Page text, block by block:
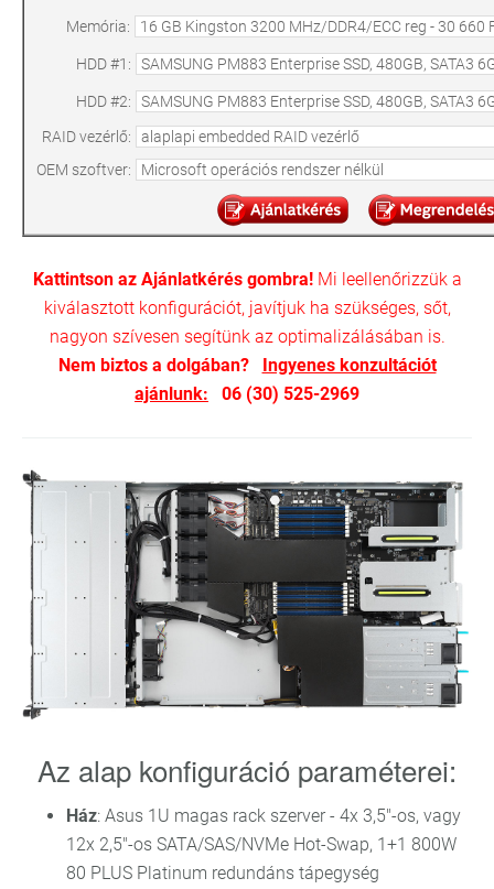
Memória:
HDD #1:
HDD #2:
RAID vezérlő:
OEM szoftver:
Kattintson az Ajánlatkérés gombra!Mi leellenőrizzük a
kiválasztott konfigurációt, javítjuk ha szükséges, sőt,
nagyon szívesen segítünk az optimalizálásában is.
Nem biztos a dolgában? Ingyenes konzultációt
ajánlunk: 06 (30) 525-2969
Az alap konfiguráció paraméterei:
Ház: Asus 1U magas rack szerver - 4x 3,5"-os, vagy
12x 2,5"-os SATA/SAS/NVMe Hot-Swap, 1+1 800W
80 PLUS Platinum redundáns tápegység